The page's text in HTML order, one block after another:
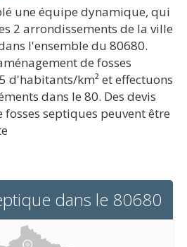
une équipe dynamique, qui
2 arrondissements de la ville
l'ensemble du 80680.
de fosses
d'habitants/km² et effectuons
dans le 80. Des devis
septiques peuvent être
dans le 80680